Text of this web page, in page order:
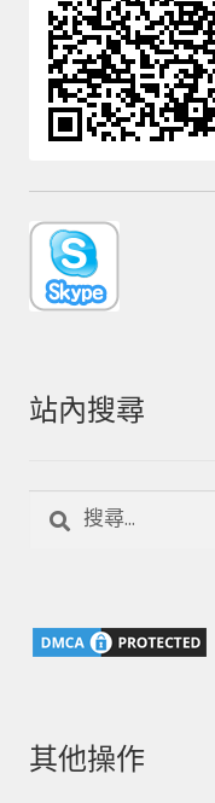
站內搜尋
字:
其他操作